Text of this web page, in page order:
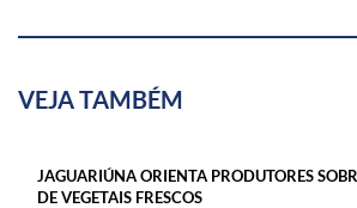
VEJA TAMBÉM
JAGUARIÚNA ORIENTA PRODUTORES
DE VEGETAIS FRESCOS